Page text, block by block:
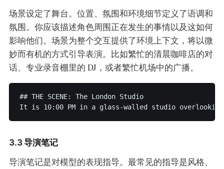
场景设定了舞台。位置、氛围和环境细节定义了语调和
氛围。你应该描述角色周围正在发生的事情以及这如何
影响他们。场景为整个交互提供了环境上下文，将以微
妙而有机的方式引导表演。比如繁忙的清晨咖啡店的对
话、专业录音棚里的 DJ，或者繁忙机场中的广播。
## THE SCENE: The London Studio
3.3 导演笔记
导演笔记是对模型的表现指导。最常见的指导是风格、